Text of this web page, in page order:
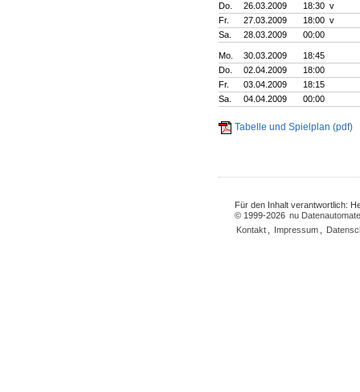
Do.
26.03.2009
18:30 v
Fr.
27.03.2009
18:00 v
Sa.
28.03.2009 00:00
Mo. 30.03.2009
18:45
Do.
02.04.2009
18:00
Fr.
03.04.2009
18:15
Sa.
04.04.2009 00:00
Tabelle und Spielplan (pdf)
Für den Inhalt verantwortlich:
© 1999-2026 nu
Kontakt
Impressum